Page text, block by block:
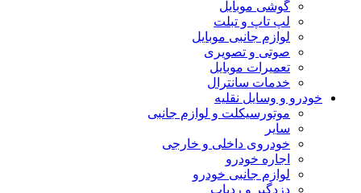
گوشی موبایل
لپ تاپ و تبلت
لوازم جانبی موبایل
صوتی و تصویری
تعمیرات موبایل
خدمات سانترال
خودرو و وسایل نقلیه
موتورسیکلت و لوازم جانبی
سایر
خودروی داخلی و خارجی
اجاره خودرو
لوازم جانبی خودرو
دزدگیر و ردیاب